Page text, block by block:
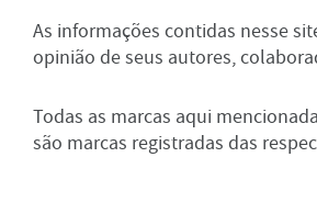
As informações contidas nesse
opinião de seus autores,
Todas as marcas aqui
são marcas registradas das